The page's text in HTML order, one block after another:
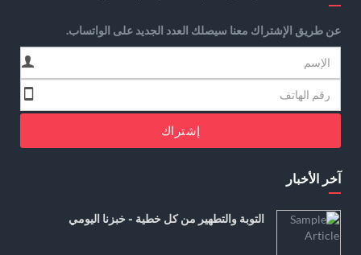
عن طريق الإشتراك معنا سيصلك العدد الجديد على الواتساب.
إشتراك
آخر الأخبار
التوبة والتطهير من كل خطية - خبزنا اليومي